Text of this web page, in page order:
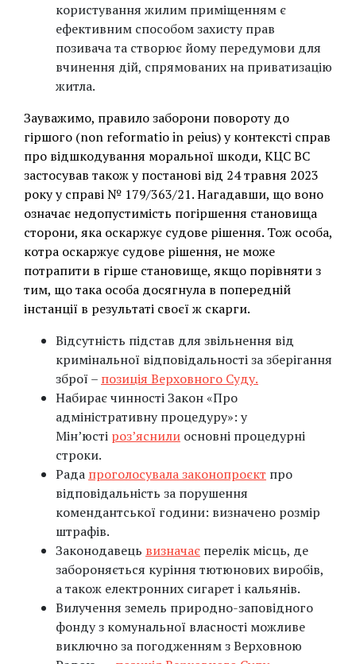
користування жилим приміщенням є
ефективним способом захисту прав
позивача та створює йому передумови для
вчинення дій, спрямованих на приватизацію
житла.
Зауважимо, правило заборони повороту до
гіршого (non reformatio in peius) у контексті справ
про відшкодування моральної шкоди, КЦС ВС
застосував також у постанові від 24 травня 2023
року у справі № 179/363/21. Нагадавши, що воно
означає недопустимість погіршення становища
сторони, яка оскаржує судове рішення. Тож особа,
котра оскаржує судове рішення, не може
потрапити в гірше становище, якщо порівняти з
тим, що така особа досягнула в попередній
інстанції в результаті своєї ж скарги.
Відсутність підстав для звільнення від
кримінальної відповідальності за зберігання
зброї – позиція Верховного Суду.
Набирає чинності Закон «Про
адміністративну процедуру»: у
Мін’юсті роз’яснили основні процедурні
строки.
Рада проголосувала законопроєкт про
відповідальність за порушення
комендантської години: визначено розмір
штрафів.
Законодавець визначає перелік місць, де
забороняється куріння тютюнових виробів,
а також електронних сигарет і кальянів.
Вилучення земель природно-заповідного
фонду з комунальної власності можливе
виключно за погодженням з Верховною